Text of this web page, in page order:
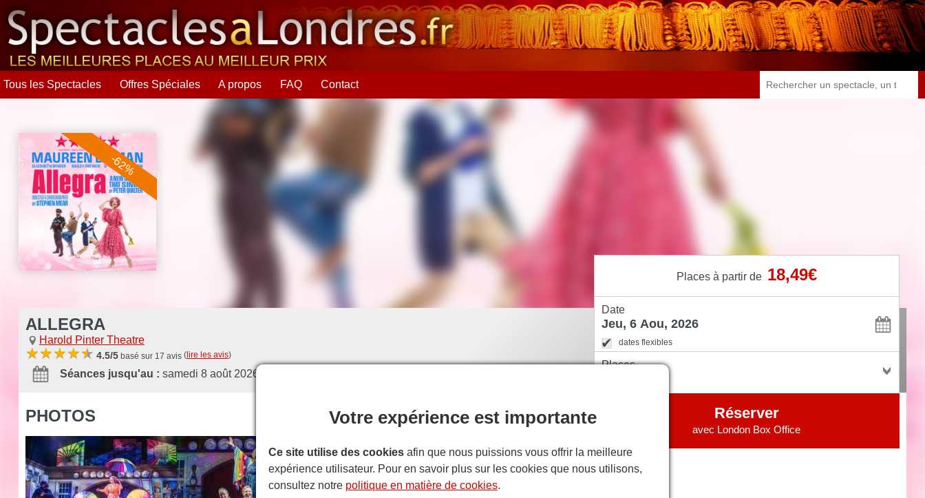
Tous les Spectacles Offres Spéciales A propos FAQ Contact
-62%
ALLEGRA
Harold Pinter Theatre
4.5/5 basé sur 17 avis (lire les avis)
Séances jusqu'au : samedi 8 août 2026
Places à partir de 18,49€
Date
dates flexibles
Places
Réserver
avec London Box Office
PHOTOS Votre expérience est importante
Ce site utilise des cookies afin que nous puissions vous offrir la meilleure
expérience utilisateur. Pour en savoir plus sur les cookies que nous utilisons,
consultez notre politique en matière de cookies.